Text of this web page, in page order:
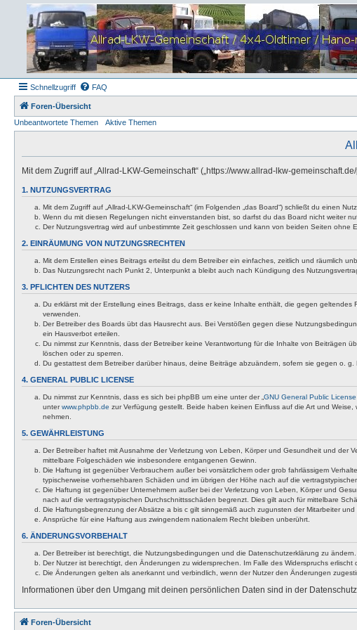
Schnellzugriff FAQ
Foren-Übersicht
Unbeantwortete Themen
Aktive Themen
Mit dem Zugriff auf „Allrad-LKW-Gemeinschaft“ („https://www.allrad-lkw-
1. NUTZUNGSVERTRAG
Mit dem Zugriff auf „Allrad-LKW-Gemeinschaft“ (im Folgenden „das Board“) schließt du einen
Wenn du mit diesen Regelungen nicht einverstanden bist, so darfst du das Board nicht weiter
Der Nutzungsvertrag wird auf unbestimmte Zeit geschlossen und kann von beiden Seiten ohne
2. EINRÄUMUNG VON NUTZUNGSRECHTEN
Mit dem Erstellen eines Beitrags erteilst du dem Betreiber ein einfaches, zeitlich und räumlich
Das Nutzungsrecht nach Punkt 2, Unterpunkt a bleibt auch nach Kündigung des
3. PFLICHTEN DES NUTZERS
Du erklärst mit der Erstellung eines Beitrags, dass er keine Inhalte enthält, die gegen
verwenden.
Der Betreiber des Boards übt das Hausrecht aus. Bei Verstößen gegen diese
ein Hausverbot erteilen.
Du nimmst zur Kenntnis, dass der Betreiber keine Verantwortung für die Inhalte von Beiträgen
löschen oder zu sperren.
Du gestattest dem Betreiber darüber hinaus, deine Beiträge abzuändern, sofern sie gegen o.
4. GENERAL PUBLIC LICENSE
Du nimmst zur Kenntnis, dass es sich bei phpBB um eine unter der „ GNU General Public License
unterwww.phpbb.de zur Verfügung gestellt. Beide haben keinen Einfluss auf die Art und
nehmen.
5. GEWÄHRLEISTUNG
Der Betreiber haftet mit Ausnahme der Verletzung von Leben, Körper und Gesundheit und der
mittelbare Folgeschäden wie insbesondere entgangenen Gewinn.
Die Haftung ist gegenüber Verbrauchern außer bei vorsätzlichem oder grob fahrlässigem
typischerweise vorhersehbaren Schäden und im übrigen der Höhe nach auf die
Die Haftung ist gegenüber Unternehmern außer bei der Verletzung von Leben, Körper und
nach auf die vertragstypischen Durchschnittsschäden begrenzt. Dies gilt auch für mittelbare
Die Haftungsbegrenzung der Absätze a bis c gilt sinngemäß auch zugunsten der Mitarbeiter und
Ansprüche für eine Haftung aus zwingendem nationalem Recht bleiben unberührt.
6. ÄNDERUNGSVORBEHALT
Der Betreiber ist berechtigt, die Nutzungsbedingungen und die Datenschutzerklärung zu
Der Nutzer ist berechtigt, den Änderungen zu widersprechen. Im Falle des Widerspruchs
Die Änderungen gelten als anerkannt und verbindlich, wenn der Nutzer den Änderungen
Informationen über den Umgang mit deinen persönlichen Daten sind in der
Foren-Übersicht